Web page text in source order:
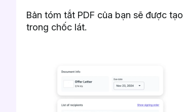
Bản tóm tắt PDF của bạn sẽ được tạo
trong chốc lát.